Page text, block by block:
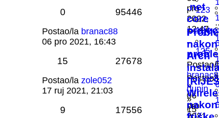
123
124
125
pro
2022,
12:47
.net
core
-
Postao/
»
06
pro
2021,
0 95446
Postao/la branac88
06 pro 2021, 16:43
nakon
Arch
Postao/
dupin
»
15
15 27678
Postao/la zole052
17 ruj 2021, 21:03
nakon
9 17556